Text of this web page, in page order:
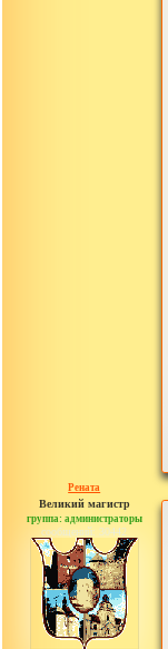
Рената
Великий магистр
группа: администраторы
сообщений: 30442